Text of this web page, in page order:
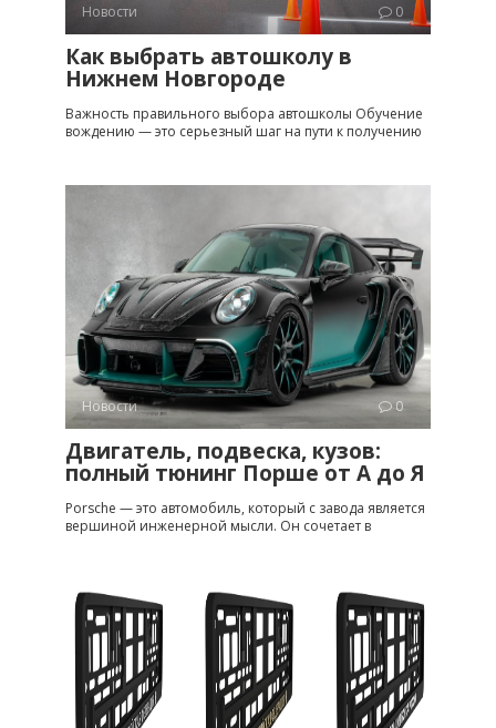
Новости 0
Как выбрать автошколу в
Нижнем Новгороде
Важность правильного выбора автошколы Обучение
вождению — это серьезный шаг на пути к получению
Новости 0
Двигатель, подвеска, кузов:
полный тюнинг Порше от A до Я
Porsche — это автомобиль, который с завода является
вершиной инженерной мысли. Он сочетает в